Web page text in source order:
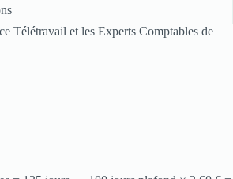
Télétravail et les Experts Comptables de